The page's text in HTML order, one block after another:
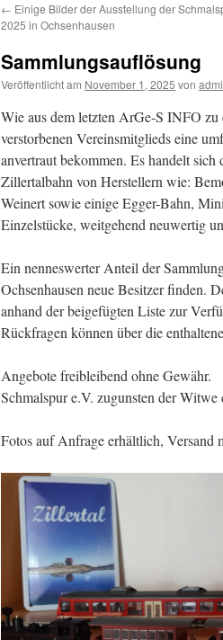
← Einige Bilder der Ausstellung der
2025 in Ochsenhausen
Sammlungsauflösung
Veröffentlicht am November 1, 2025 von
Wie aus dem letzten ArGe-S INFO zu
verstorbenen Vereinsmitglieds eine
anvertraut bekommen. Es handelt
Zillertalbahn von Herstellern wie:
Weinert sowie einige Egger-Bahn,
Einzelstücke, weitgehend neuwertig
Ein nenneswerter Anteil der
Ochsenhausen neue Besitzer finden.
anhand der beigefügten Liste zur
Rückfragen können über die
Angebote freibleibend ohne
Schmalspur e.V. zugunsten der
Fotos auf Anfrage erhältlich,